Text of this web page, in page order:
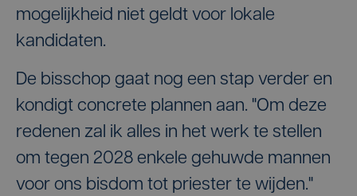
mogelijkheid niet geldt voor lokale
kandidaten.
De bisschop gaat nog een stap verder en
kondigt concrete plannen aan. "Om deze
redenen zal ik alles in het werk te stellen
om tegen 2028 enkele gehuwde mannen
voor ons bisdom tot priester te wijden."